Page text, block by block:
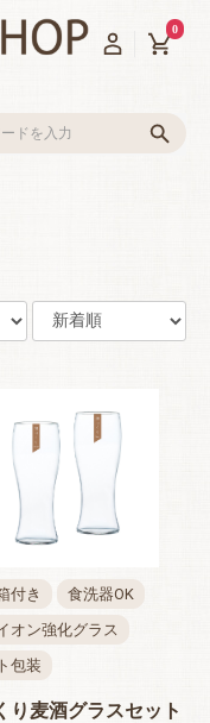
0
付き
食洗器OK
オン強化グラス
包装
り麦酒グラスセット